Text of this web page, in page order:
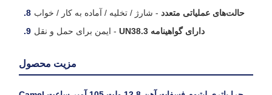
حالت‌های عملیاتی متعدد - شارژ / تخلیه / آماده به کار / خواب
دارای گواهینامه UN38.3
- ایمن برای حمل و نقل
مزیت محصول